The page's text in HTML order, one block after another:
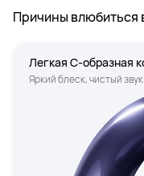
Причины влюбиться
Легкая С-образная
Яркий блеск, чистый звук